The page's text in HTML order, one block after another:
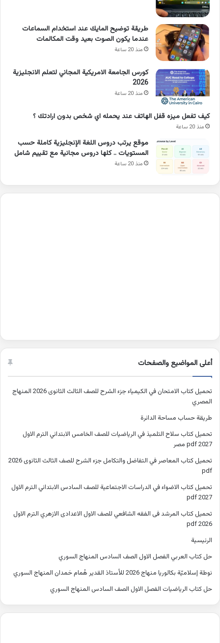
طريقة توضيح المايك عند استخدام السماعات
عندما يكون الصوت بعيد وقت المكالمات
منذ 20 ساعة
كورس الجامعة الامريكية المجاني لتعلم الانجليزية
2026
منذ 20 ساعة
كيف تفعل ميزه قفل الهاتف عند يحمله اي شخص بدون ارادتك ؟
منذ 20 ساعة
موقع يرتب دروس اللغة الإنجليزية كاملة حسب
المستويات .. كلها دروس مجانية مع تقييم شامل
منذ 20 ساعة
أعلى المواضيع والصفحات
تحميل كتاب الامتحان في الكيمياء جزء الشرح للصف الثالث الثانوى 2026 المنهاج
المصري
طريقة حساب مساحة الدائرة
تحميل كتاب سلاح التلميذ في الرياضيات للصف الخامس الابتدائي الترم الاول
2027 pdf مصر
تحميل كتاب المعاصر في التفاضل والتكامل جزء الشرح للصف الثالث الثانوى 2026
pdf
تحميل كتاب الاضواء في الدراسات الاجتماعية للصف السادس الابتدائي الترم الاول
2027 pdf
تحميل كتاب المرشد فى الفقه الشافعي للصف الاول الاعدادى الازهري الترم الاول
2026 pdf
الرئيسية
حل كتاب العربي الفصل الاول الصف السادس المنهاج السوري
نوطة إسلاميّة بكالوريا منهاج 2026 للأستاذ القدير هُمام حَمدان المنهاج السوري
حل كتاب الرياضيات الفصل الاول الصف السادس المنهاج السوري